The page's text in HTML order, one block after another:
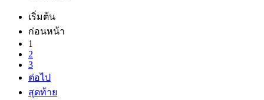
เริ่มต้น
ก่อนหน้า
1
2
3
ต่อไป
สุดท้าย